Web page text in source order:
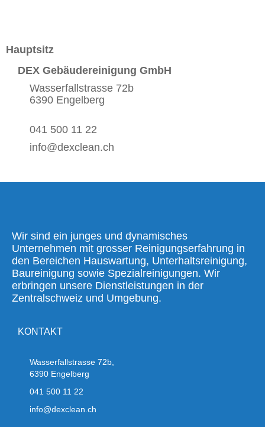
Hauptsitz
DEX Gebäudereinigung GmbH
Wasserfallstrasse 72b
6390 Engelberg
041 500 11 22
info@dexclean.ch
Wir sind ein junges und dynamisches
Unternehmen mit grosser Reinigungserfahrung in
den Bereichen Hauswartung, Unterhaltsreinigung,
Baureinigung sowie Spezialreinigungen. Wir
erbringen unsere Dienstleistungen in der
Zentralschweiz und Umgebung.
KONTAKT
Wasserfallstrasse 72b,
6390 Engelberg
041 500 11 22
info@dexclean.ch